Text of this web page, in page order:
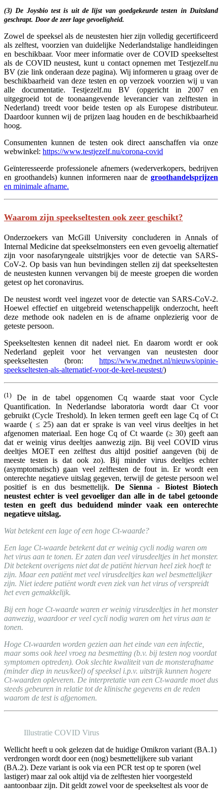
(3) De Joysbio test is uit de lijst van goedgekeurde testen in Duitsland
geschrapt. Door de zeer lage gevoeligheid.
Zowel de speeksel als de neustesten hier zijn volledig gecertificeerd
als zelftest, voorzien van duidelijke Nederlandstalige handleidingen
en beschikbaar. Voor meer informatie over de COVID speekseltest
als de COVID neustest, kunt u contact opnemen met Testjezelf.nu
BV (zie link onderaan deze pagina). Wij informeren u graag over de
beschikbaarheid van deze testen en op verzoek voorzien wij u van
alle documentatie. Testjezelf.nu BV (opgericht in 2007 en
uitgegroeid tot de toonaangevende leverancier van zelftesten in
Nederland) treedt voor beide testen op als Europese distributeur.
Daardoor kunnen wij de prijzen laag houden en de beschikbaarheid
hoog.
Consumenten kunnen de testen ook direct aanschaffen via onze
webwinkel: https://www.testjezelf.nu/corona-covid
Geïnteresseerde professionele afnemers (wederverkopers, bedrijven
en groothandels) kunnen informeren naar de groothandelsprijzen
en minimale afname.
Waarom zijn speekseltesten ook zeer geschikt?
Onderzoekers van McGill University concluderen in Annals of
Internal Medicine dat speekselmonsters een even gevoelig alternatief
zijn voor nasofaryngeale uitstrijkjes voor de detectie van SARS-
CoV-2. Op basis van hun bevindingen stellen zij dat speekseltesten
de neustesten kunnen vervangen bij de meeste groepen die worden
getest op het coronavirus.
De neustest wordt veel ingezet voor de detectie van SARS-CoV-2.
Hoewel effectief en uitgebreid wetenschappelijk onderzocht, heeft
deze methode ook nadelen en is de afname onplezierig voor de
geteste persoon.
Speekseltesten kennen dit nadeel niet. En daarom wordt er ook
Nederland gepleit voor het vervangen van neustesten door
speekseltesten (bron: https://www.mednet.nl/nieuws/opinie-
speekseltesten-als-alternatief-voor-de-keel-neustest/)
(1) De in de tabel opgenomen Cq waarde staat voor Cycle
Quantification. In Nederlandse laboratoria wordt daar Ct voor
gebruikt (Cycle Treshold). In leken termen geeft een lage Cq of Ct
waarde ( ≤ 25) aan dat er sprake is van veel virus deeltjes in het
afgenomen materiaal. Een hoge Cq of Ct waarde (≥ 30) geeft aan
dat er weinig virus deeltjes aanwezig zijn. Bij veel COVID virus
deeltjes MOET een zelftest dus altijd positief aangeven (bij de
meeste testen is dat ook zo). Bij minder virus deeltjes echter
(asymptomatisch) gaan veel zelftesten de fout in. Er wordt een
onterechte negatieve uitslag gegeven, terwijl de geteste persoon wel
positief is en dus besmettelijk. De Sienna - Biotest Biotech
neustest echter is veel gevoeliger dan alle in de tabel getoonde
testen en geeft dus beduidend minder vaak een onterechte
negatieve uitslag.
Wat betekent een lage of een hoge Ct-waarde?
Een lage Ct-waarde betekent dat er weinig cycli nodig waren om
het virus aan te tonen. Er zaten dan veel virusdeeltjes in het monster.
Dit betekent overigens niet dat de patiënt hiervan heel ziek hoeft te
zijn. Maar een patiënt met veel virusdeeltjes kan wel besmettelijker
zijn. Niet iedere patiënt wordt even ziek van het virus of verspreidt
het even gemakkelijk.
Bij een hoge Ct-waarde waren er weinig virusdeeltjes in het monster
aanwezig, waardoor er veel cycli nodig waren om het virus aan te
tonen.
Hoge Ct-waarden worden gezien aan het einde van een infectie,
maar soms ook heel vroeg na besmetting (b.v. bij testen nog voordat
symptomen optreden). Ook slechte kwaliteit van de monsterafname
(minder diep in neus/keel) of speeksel i.p.v. uitstrijk kunnen hogere
Ct-waarden opleveren. De interpretatie van een Ct-waarde moet dus
steeds gebeuren in relatie tot de klinische gegevens en de reden
waarom de test is afgenomen.
Illustratie COVID Virus
Wellicht heeft u ook gelezen dat de huidige Omikron variant (BA.1)
verdrongen wordt door een (nog) besmettelijkere sub variant
(BA.2). Deze variant is ook via een PCR test op te sporen (wel
lastiger) maar zal ook altijd via de zelftesten hier voorgesteld
aantoonbaar zijn. Dit geldt zowel voor de speekseltest als voor de